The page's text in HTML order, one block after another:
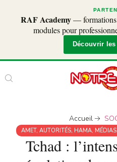
RAF Academy— formations
modules pour
Découvrir
Accueil
AMET, AUTORITÉS, HAMA, MÉDIAS,
Tchad :